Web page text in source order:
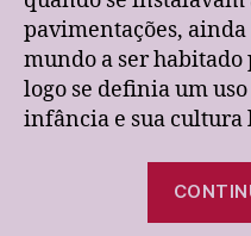
pavimentações, ainda
mundo a ser
logo se definia um
infância e sua cultura